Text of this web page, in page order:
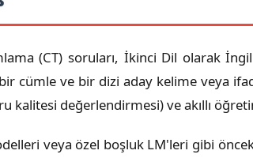
(CT) soruları, İkinci Dil olarak
cümle ve bir dizi aday kelime veya
kalitesi değerlendirmesi) ve akıllı
veya özel boşluk LM'leri gibi